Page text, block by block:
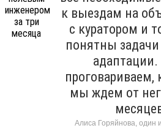
к выездам на
с куратором и
понятны
адаптации.
проговариваем,
мы ждем от
Алиса Горяйнова, один